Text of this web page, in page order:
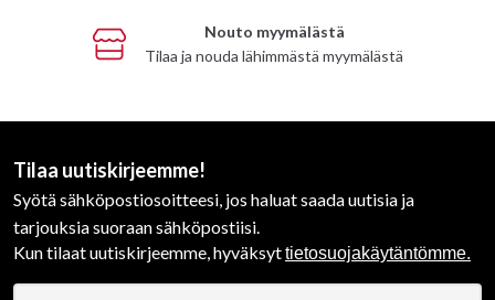
Nouto myymälästä
Tilaa ja nouda lähimmästä myymälästä
Tilaa uutiskirjeemme!
Syötä sähköpostiosoitteesi, jos haluat saada uutisia ja
tarjouksia suoraan sähköpostiisi.
Kun tilaat uutiskirjeemme, hyväksyttietosuojakäytäntömme.